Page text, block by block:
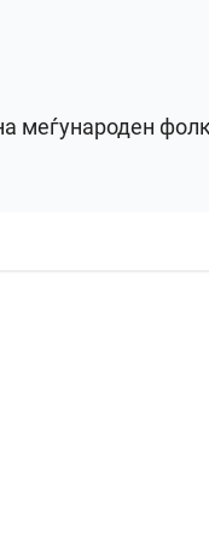
меѓународен